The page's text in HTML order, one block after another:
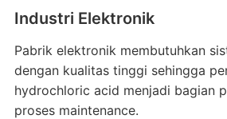
Industri Elektronik
Pabrik elektronik membutuhkan
dengan kualitas tinggi sehingga
hydrochloric acid menjadi bagian
proses maintenance.